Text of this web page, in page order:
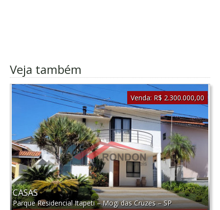
Veja também
CASAS
Parque Residencial Itapeti–Mogi das Cruzes–SP
Venda: R$ 2.300.000,00